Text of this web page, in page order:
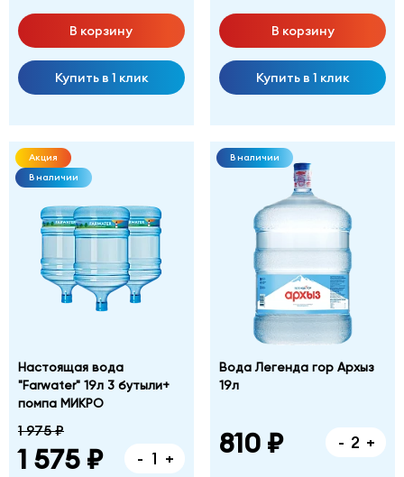
В корзину
Купить в 1 клик
В корзину
Купить в 1 клик
Акция
В наличии
Настоящая вода
"Farwater" 19л 3 бутыли+
помпа МИКРО
1 975 ₽
1 575 ₽ - +
В наличии
Вода Легенда гор Архыз
19л
810 ₽ - +